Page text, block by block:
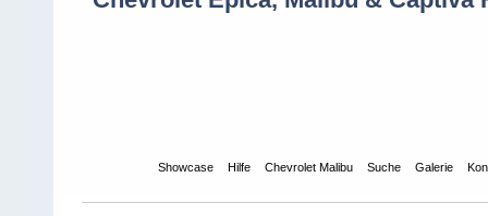
Showcase Hilfe Chevrolet Malibu Suche Galerie